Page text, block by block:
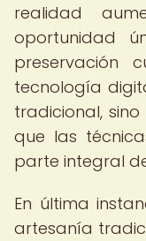
realidad
oportunidad
preservación
tecnología
tradicional,
que las
parte integral
En última
artesanía